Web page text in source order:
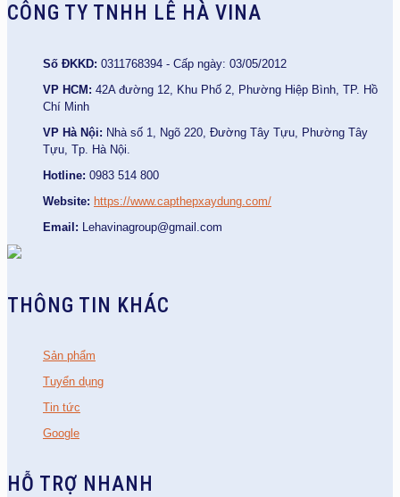
CÔNG TY TNHH LÊ HÀ VINA
Số ĐKKD: 0311768394 - Cấp ngày: 03/05/2012
VP HCM: 42A đường 12, Khu Phố 2, Phường Hiệp Bình, TP. Hồ
Chí Minh
VP Hà Nội: Nhà số 1, Ngõ 220, Đường Tây Tựu, Phường Tây
Tựu, Tp. Hà Nội.
Hotline: 0983 514 800
Website: https://www.capthepxaydung.com/
Email: Lehavinagroup@gmail.com
THÔNG TIN KHÁC
Sản phẩm
Tuyển dụng
Tin tức
Google
HỖ TRỢ NHANH